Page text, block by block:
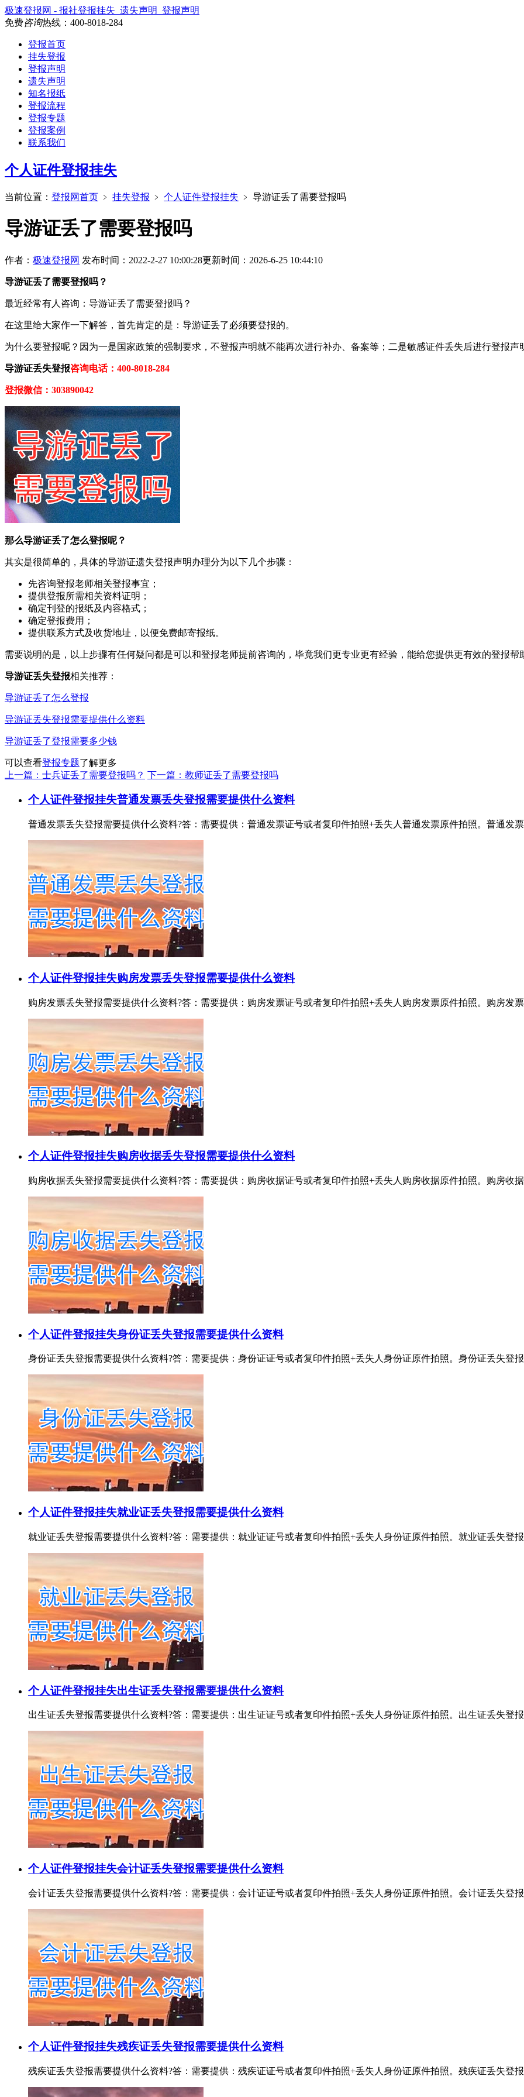
极速登报网 - 报社登报挂失_遗失声明_登报声明
免费咨询热线： 400-8018-284
登报首页
挂失登报
登报声明
遗失声明
知名报纸
登报流程
登报专题
登报案例
联系我们
个人证件登报挂失
当前位置： 登报网首页 ﹥ 挂失登报 ﹥ 个人证件登报挂失 ﹥ 导游证丢了需要登报吗
导游证丢了需要登报吗
作者： 极速登报网 发布时间：2022-2-27 10:00:28更新时间：2026-6-25 10:44:10
导游证丢了需要登报吗？
最近经常有人咨询：导游证丢了需要登报吗？
在这里给大家作一下解答，首先肯定的是：导游证丢了必须要登报的。
为什么要登报呢？因为一是国家政策的强制要求，不登报声明就不能再次进行补办、备案等；二是敏感证件丢失后进行登报
导游证丢失登报咨询电话：400-8018-284
登报微信：303890042
那么导游证丢了怎么登报呢？
其实是很简单的，具体的导游证遗失登报声明办理分为以下几个步骤：
先咨询登报老师相关登报事宜；
提供登报所需相关资料证明；
确定刊登的报纸及内容格式；
确定登报费用；
提供联系方式及收货地址，以便免费邮寄报纸。
需要说明的是，以上步骤有任何疑问都是可以和登报老师提前咨询的，毕竟我们更专业更有经验，能给您提供更有效的登报帮
导游证丢失登报相关推荐：
导游证丢了怎么登报
导游证丢失登报需要提供什么资料
导游证丢了登报需要多少钱
可以查看登报专题了解更多
上一篇：士兵证丢了需要登报吗？ 下一篇：教师证丢了需要登报吗
个人证件登报挂失普通发票丢失登报需要提供什么资料
普通发票丢失登报需要提供什么资料?答：需要提供：普通发票证号或者复印件拍照+丢失人普通发票原件拍照。普通发
个人证件登报挂失购房发票丢失登报需要提供什么资料
购房发票丢失登报需要提供什么资料?答：需要提供：购房发票证号或者复印件拍照+丢失人购房发票原件拍照。购房发
个人证件登报挂失购房收据丢失登报需要提供什么资料
购房收据丢失登报需要提供什么资料?答：需要提供：购房收据证号或者复印件拍照+丢失人购房收据原件拍照。购房收
个人证件登报挂失身份证丢失登报需要提供什么资料
身份证丢失登报需要提供什么资料?答：需要提供：身份证证号或者复印件拍照+丢失人身份证原件拍照。身份证丢失登
个人证件登报挂失就业证丢失登报需要提供什么资料
就业证丢失登报需要提供什么资料?答：需要提供：就业证证号或者复印件拍照+丢失人身份证原件拍照。就业证丢失登
个人证件登报挂失出生证丢失登报需要提供什么资料
出生证丢失登报需要提供什么资料?答：需要提供：出生证证号或者复印件拍照+丢失人身份证原件拍照。出生证丢失登
个人证件登报挂失会计证丢失登报需要提供什么资料
会计证丢失登报需要提供什么资料?答：需要提供：会计证证号或者复印件拍照+丢失人身份证原件拍照。会计证丢失登
个人证件登报挂失残疾证丢失登报需要提供什么资料
残疾证丢失登报需要提供什么资料?答：需要提供：残疾证证号或者复印件拍照+丢失人身份证原件拍照。残疾证丢失登